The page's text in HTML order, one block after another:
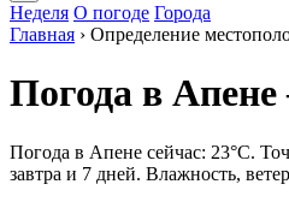
Неделя О погоде Города
Главная › Определение
Погода в
Погода в Апене сейчас: 23°C.
завтра и 7 дней. Влажность,